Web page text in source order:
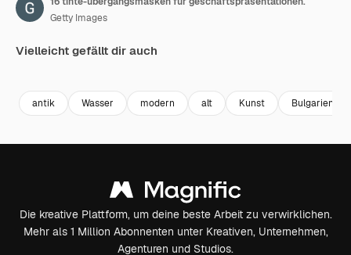
Getty Images
Vielleicht gefällt dir auch
antik Wasser modern alt Kunst Bulgarien
Die kreative Plattform, um deine beste Arbeit zu verwirklichen.
Mehr als 1 Million Abonnenten unter Kreativen, Unternehmen,
Agenturen und Studios.